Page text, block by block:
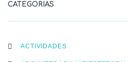
CATEGORÍAS
ACTIVIDADES